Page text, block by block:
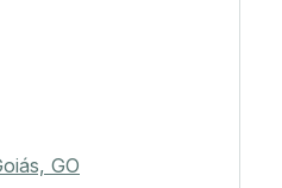
GO